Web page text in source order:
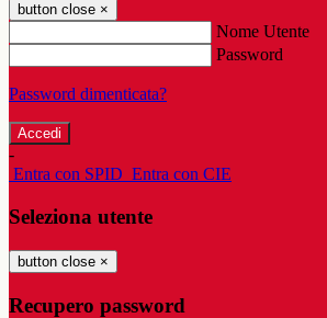
button close ×
Nome Utente
Password
Password dimenticata?
-
Entra con SPID Entra con CIE
Seleziona utente
button close ×
Recupero password